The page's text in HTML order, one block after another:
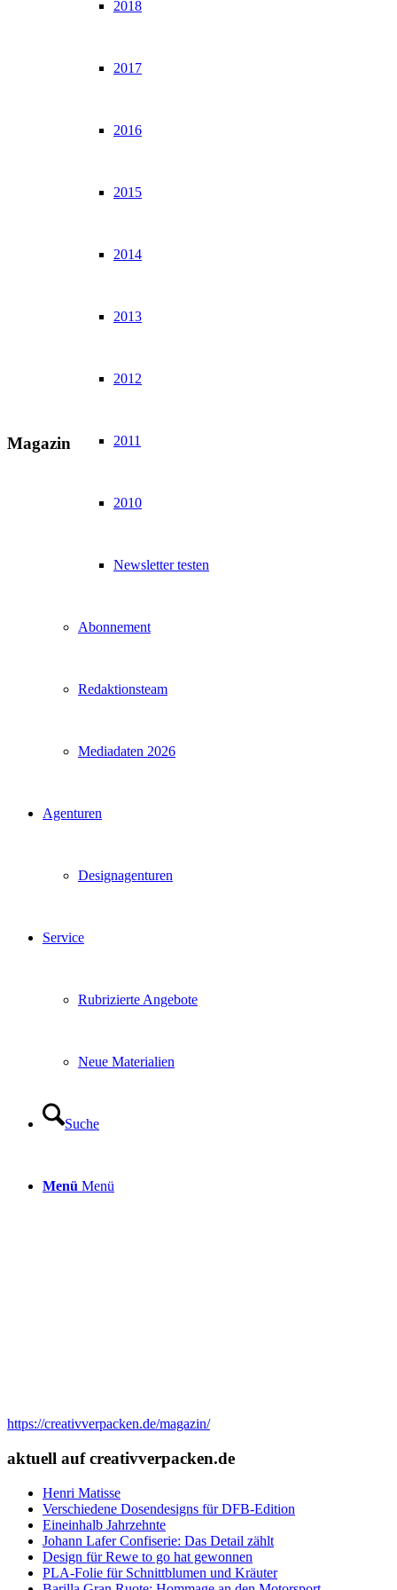
2018
2017
2016
2015
2014
2013
2012
2011
2010
Newsletter testen
Abonnement
Redaktionsteam
Mediadaten 2026
Agenturen
Designagenturen
Service
Rubrizierte Angebote
Neue Materialien
Suche
Menü Menü
Magazin
https://creativverpacken.de/magazin/
aktuell auf creativverpacken.de
Henri Matisse
Verschiedene Dosendesigns für DFB-Edition
Eineinhalb Jahrzehnte
Johann Lafer Confiserie: Das Detail zählt
Design für Rewe to go hat gewonnen
PLA-Folie für Schnittblumen und Kräuter